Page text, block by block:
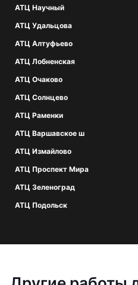
АТЦ Научный
АТЦ Удальцова
АТЦ Алтуфьево
АТЦ Лобненская
АТЦ Очаково
АТЦ Солнцево
АТЦ Раменки
АТЦ Варшавское ш
АТЦ Измайлово
АТЦ Проспект Мира
АТЦ Зеленоград
АТЦ Подольск